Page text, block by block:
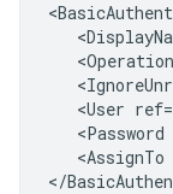
<User
<Password
<AssignTo
</